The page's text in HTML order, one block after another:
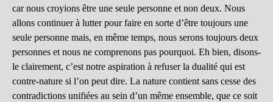
car nous croyions être une seule personne et non deux. Nous
allons continuer à lutter pour faire en sorte d’être toujours une
seule personne mais, en même temps, nous serons toujours deux
personnes et nous ne comprenons pas pourquoi. Eh bien, disons-
le clairement, c’est notre aspiration à refuser la dualité qui est
contre-nature si l’on peut dire. La nature contient sans cesse des
contradictions unifiées au sein d’un même ensemble, que ce soit